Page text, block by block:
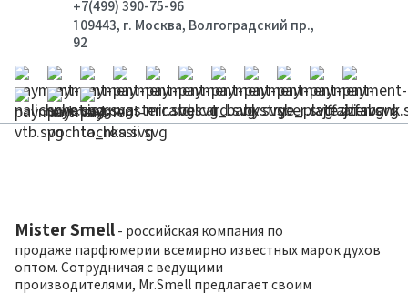
+7(499) 390-75-96
109443, г. Москва, Волгоградский пр.,
92
Mister Smell - российская компания по
продаже парфюмерии всемирно известных марок духов
оптом. Сотрудничая с ведущими
производителями, Mr.Smell предлагает своим